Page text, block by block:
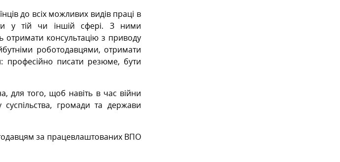
до всіх можливих видів праці в
у тій чи іншій сфері. З ними
отримати консультацію з приводу
роботодавцями, отримати
професійно писати резюме, бути
для того, щоб навіть в час війни
громади та держави
за працевлаштованих ВПО